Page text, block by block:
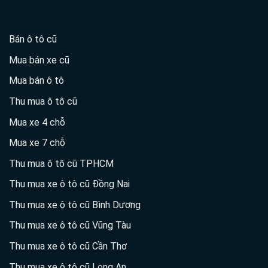
Bán ô tô cũ
Mua bán xe cũ
Mua bán ô tô
Thu mua ô tô cũ
Mua xe 4 chỗ
Mua xe 7 chỗ
Thu mua ô tô cũ TPHCM
Thu mua xe ô tô cũ Đồng Nai
Thu mua xe ô tô cũ Bình Dương
Thu mua xe ô tô cũ Vũng Tàu
Thu mua xe ô tô cũ Cần Thơ